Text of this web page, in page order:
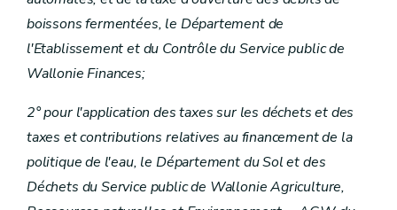
boissons fermentées, le Département de
l'Etablissement et du Contrôle du Service public de
Wallonie Finances;
2° pour l'application des taxes sur les déchets et des
taxes et contributions relatives au financement de la
politique de l'eau, le Département du Sol et des
Déchets du Service public de Wallonie Agriculture,